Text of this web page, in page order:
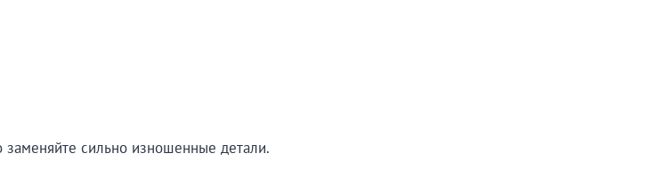
сильно изношенные детали.